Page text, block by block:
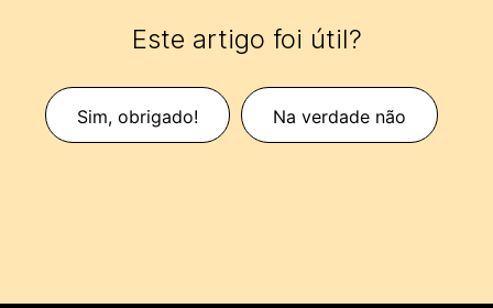
Este artigo foi útil?
Sim, obrigado! Na verdade não